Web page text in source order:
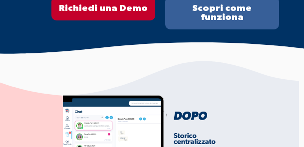
Richiedi una Demo
Scopri come
funziona